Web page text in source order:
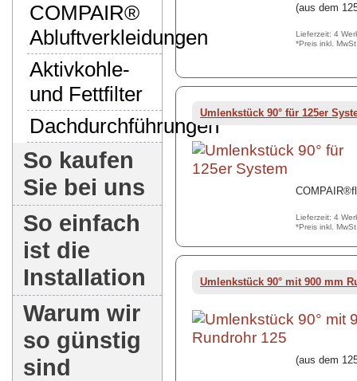
COMPAIR®
Abluftverkleidungen
Aktivkohle-
und Fettfilter
Dachdurchführungen
So kaufen
Sie bei uns
So einfach
ist die
Installation
Warum wir
so günstig
sind
(aus dem
Lieferzeit: 4
*Preis inkl.
Umlenkstück 90° für 125er
Lieferzeit: 4
*Preis inkl.
Umlenkstück 90° mit 900 mm
(aus dem